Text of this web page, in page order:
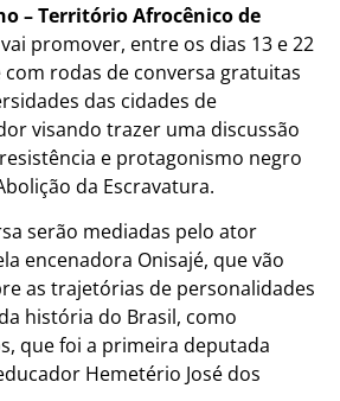
– Território Afrocênico de
vai promover, entre os dias 13 e 22
rodas de conversa gratuitas
das cidades de
visando trazer uma discussão
e protagonismo negro
da Escravatura.
serão mediadas pelo ator
encenadora Onisajé, que vão
as trajetórias de personalidades
história do Brasil, como
que foi a primeira deputada
Hemetério José dos